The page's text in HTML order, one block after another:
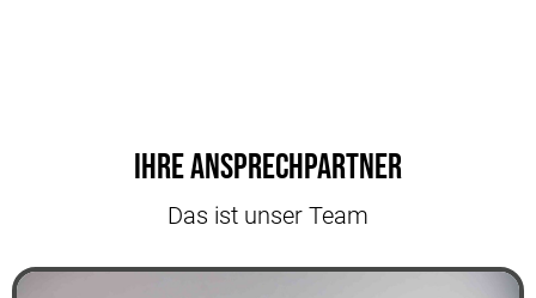
Ihre Ansprechpartner
Das ist unser Team